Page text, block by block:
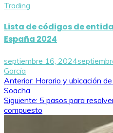
Trading
Lista de códigos de
España 2024
septiembre 16, 2024
García
Navegación
de
entradas
Anterior: Horario y ubicación
Soacha
Siguiente: 5 pasos para
compuesto